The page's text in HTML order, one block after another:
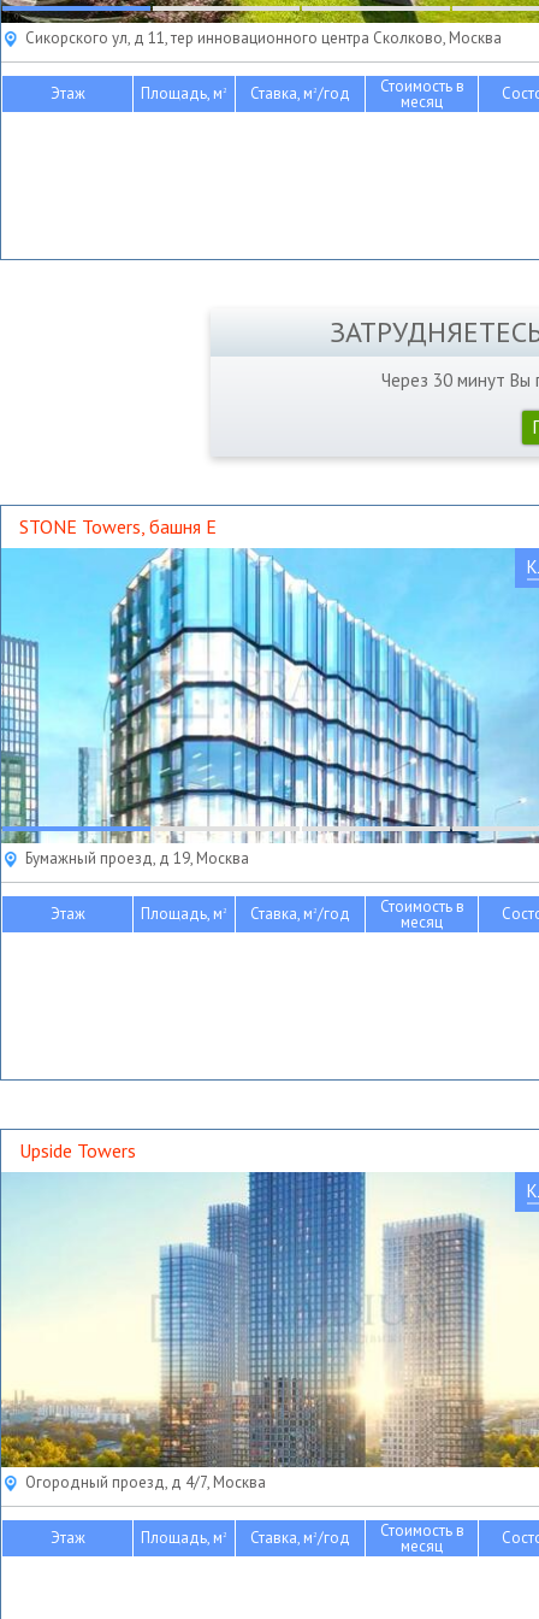
Сикорского ул, д 11, тер инновационного центра Сколково, Москва
Этаж Площадь, м2 Ставка, м2/год Стоимость в
месяц
Через 30 минут Вы
STONE Towers, башня Е
Бумажный проезд, д 19, Москва
Этаж Площадь, м2 Ставка, м2/год Стоимость в
месяц
Upside Towers
Огородный проезд, д 4/7, Москва
Этаж Площадь, м2 Ставка, м2/год Стоимость в
месяц